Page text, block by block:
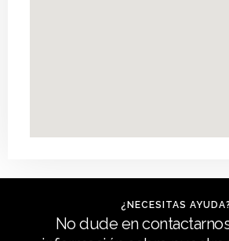
¿NECESITAS AYUDA?
No dude en